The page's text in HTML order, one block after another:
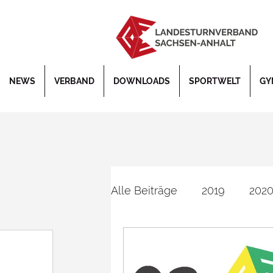
NEWS VERBAND DOWNLOADS SPORTWELT
Alle Beiträge 2019 2020